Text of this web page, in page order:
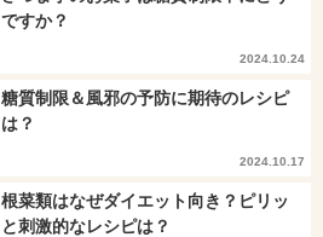
ですか？
2024.10.24
糖質制限＆風邪の予防に期待のレシピ
は？
2024.10.17
根菜類はなぜダイエット向き？ピリッ
と刺激的なレシピは？